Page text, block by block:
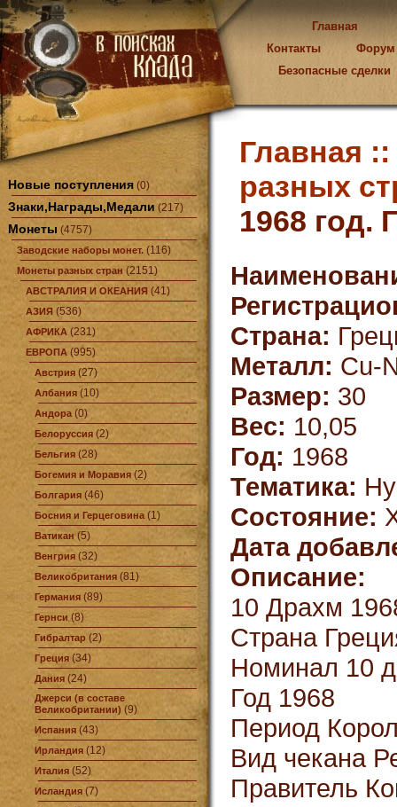
Главная
Контакты
Форум
Безопасные сделки
Новые поступления (0)
Знаки,Награды,Медали (217)
Монеты (4757)
Заводские наборы монет. (116)
Монеты разных стран (2151)
АВСТРАЛИЯ И ОКЕАНИЯ (41)
АЗИЯ (536)
АФРИКА (231)
ЕВРОПА (995)
Австрия (27)
Албания (10)
Андора (0)
Белоруссия (2)
Бельгия (28)
Богемия и Моравия (2)
Болгария (46)
Босния и Герцеговина (1)
Ватикан(5)
Венгрия (32)
Великобритания (81)
Германия (89)
Гернси(8)
Гибралтар (2)
Греция (34)
Дания (24)
Джерси (в составе
Великобритании) (9)
Испания (43)
Ирландия (12)
Италия (52)
Исландия (7)
Главная ::
разных
1968 год.
Страна:
Металл: Cu-
Размер: 30
Вес: 10,05
Год: 1968
Тематика:
Состояние:
Дата
Описание:
10 Драхм
Страна
Номинал 10
Год 1968
Период
Вид чекана
Правитель